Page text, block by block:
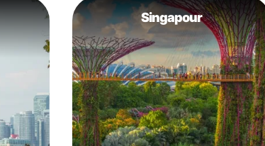
Singapour